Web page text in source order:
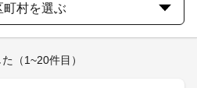
町村を選ぶ
（1~20件目）